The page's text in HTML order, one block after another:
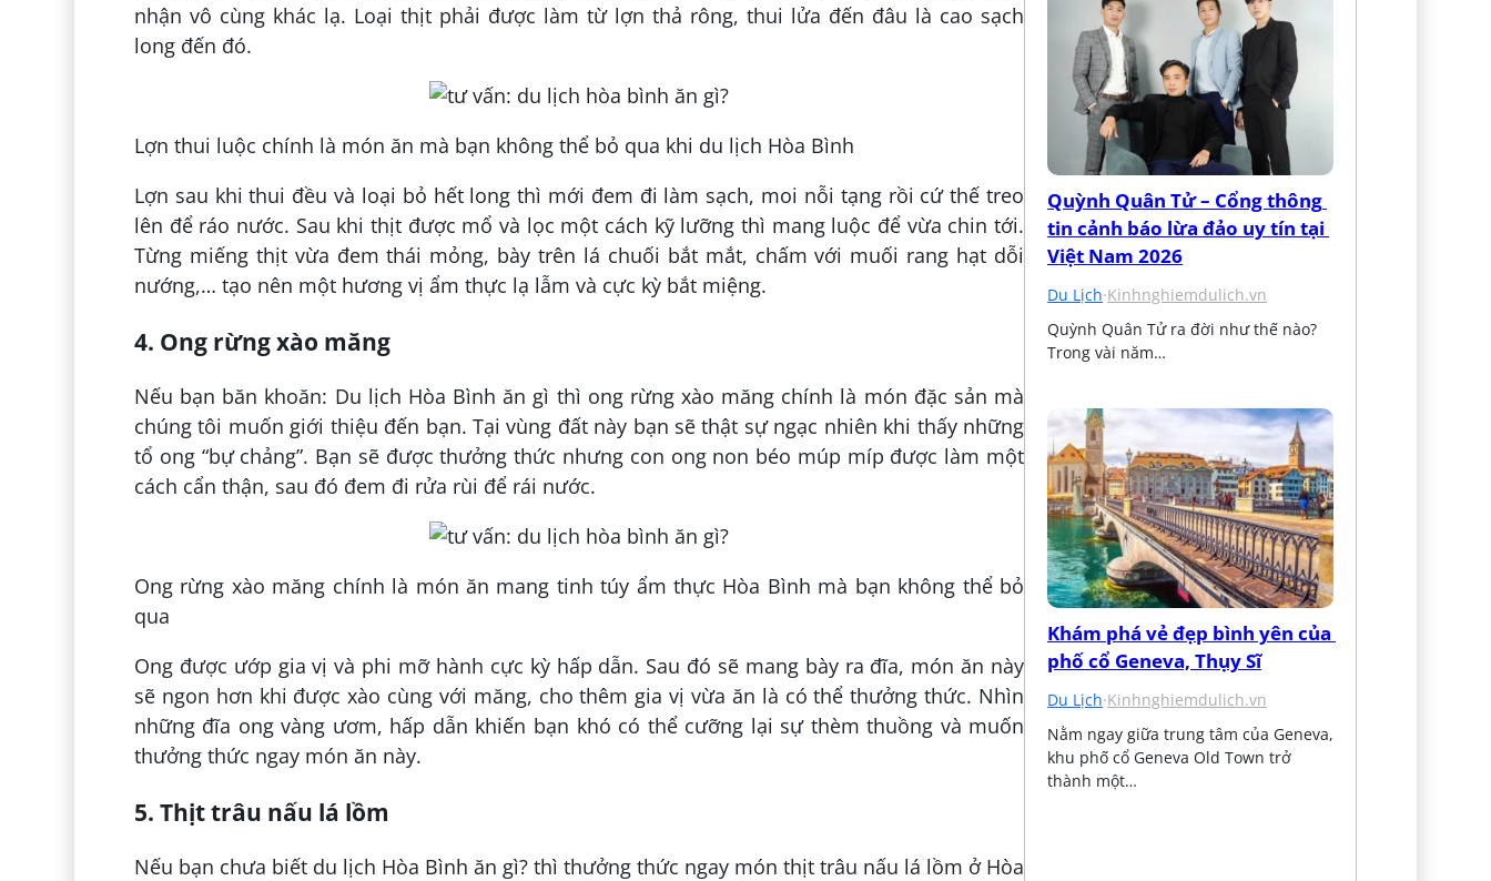
nhận vô cùng khác lạ. Loại thịt phải được làm từ lợn thả rông, thui lửa đến đâu là cao sạch
long đến đó.
Lợn thui luộc chính là món ăn mà bạn không thể bỏ qua khi du lịch Hòa Bình
Lợn sau khi thui đều và loại bỏ hết long thì mới đem đi làm sạch, moi nỗi tạng rồi cứ thế treo
lên để ráo nước. Sau khi thịt được mổ và lọc một cách kỹ lưỡng thì mang luộc để vừa chin tới.
Từng miếng thịt vừa đem thái mỏng, bày trên lá chuối bắt mắt, chấm với muối rang hạt dỗi
nướng,… tạo nên một hương vị ẩm thực lạ lẫm và cực kỳ bắt miệng.
4. Ong rừng xào măng
Nếu bạn băn khoăn: Du lịch Hòa Bình ăn gì thì ong rừng xào măng chính là món đặc sản mà
chúng tôi muốn giới thiệu đến bạn. Tại vùng đất này bạn sẽ thật sự ngạc nhiên khi thấy những
tổ ong “bự chảng”. Bạn sẽ được thưởng thức nhưng con ong non béo múp míp được làm một
cách cẩn thận, sau đó đem đi rửa rùi để rái nước.
Ong rừng xào măng chính là món ăn mang tinh túy ẩm thực Hòa Bình mà bạn không thể bỏ
qua
Ong được ướp gia vị và phi mỡ hành cực kỳ hấp dẫn. Sau đó sẽ mang bày ra đĩa, món ăn này
sẽ ngon hơn khi được xào cùng với măng, cho thêm gia vị vừa ăn là có thể thưởng thức. Nhìn
những đĩa ong vàng ươm, hấp dẫn khiến bạn khó có thể cưỡng lại sự thèm thuồng và muốn
thưởng thức ngay món ăn này.
5. Thịt trâu nấu lá lồm
Nếu bạn chưa biết du lịch Hòa Bình ăn gì? thì thưởng thức ngay món thịt trâu nấu lá lồm ở Hòa
Quỳnh Quân Tử – Cổng thông
tin cảnh báo lừa đảo uy tín tại
Việt Nam 2026
Du Lịch·Kinhnghiemdulich.vn
Quỳnh Quân Tử ra đời như thế nào?
Trong vài năm…
Khám phá vẻ đẹp bình yên của
phố cổ Geneva, Thụy Sĩ
Du Lịch·Kinhnghiemdulich.vn
Nằm ngay giữa trung tâm của Geneva,
khu phố cổ Geneva Old Town trở
thành một…